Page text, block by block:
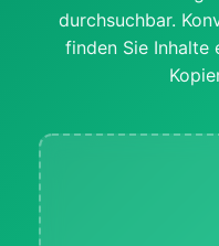
durchsuchbar.
finden Sie Inhalte